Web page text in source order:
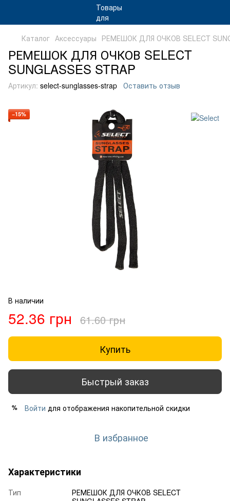
Каталог Аксессуары РЕМЕШОК ДЛЯ ОЧКОВ SELECT
РЕМЕШОК ДЛЯ ОЧКОВ SELECT
SUNGLASSES STRAP
Артикул: select-sunglasses-strap Оставить отзыв
−15%
В наличии
52.36 грн 61.60 грн
Купить
Быстрый заказ
% Войти для отображения накопительной скидки
В избранное
Характеристики
Тип
РЕМЕШОК ДЛЯ ОЧКОВ SELECT